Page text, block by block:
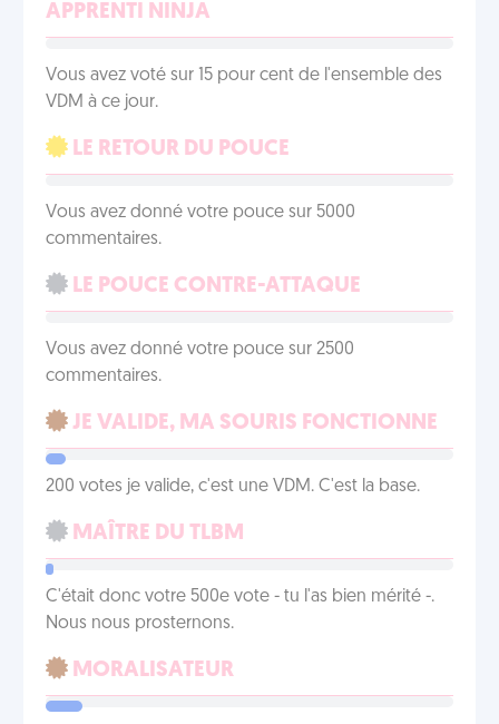
APPRENTI NINJA
Vous avez voté sur 15 pour cent de l'ensemble des
VDM à ce jour.
LE RETOUR DU POUCE
Vous avez donné votre pouce sur 5000
commentaires.
LE POUCE CONTRE-ATTAQUE
Vous avez donné votre pouce sur 2500
commentaires.
JE VALIDE, MA SOURIS FONCTIONNE
200 votes je valide, c'est une VDM. C'est la base.
MAÎTRE DU TLBM
C'était donc votre 500e vote - tu l'as bien mérité -.
Nous nous prosternons.
MORALISATEUR